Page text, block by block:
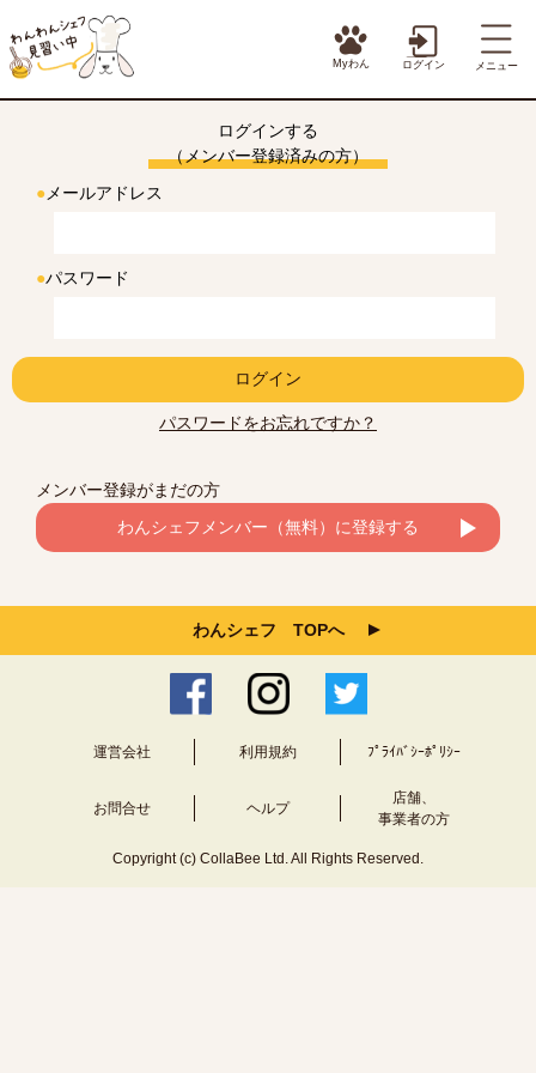
Myわん ログイン メニュー
ログインする
（メンバー登録済みの方）
● メールアドレス
●パスワード
ログイン
パスワードをお忘れですか？
メンバー登録がまだの方
わんシェフメンバー（無料）に登録する
わんシェフ TOPへ
運営会社 利用規約 ﾌﾟﾗｲﾊﾞｼｰﾎﾟﾘｼｰ
お問合せ ヘルプ
店舗、
事業者の方
Copyright (c) CollaBee Ltd. All Rights Reserved.